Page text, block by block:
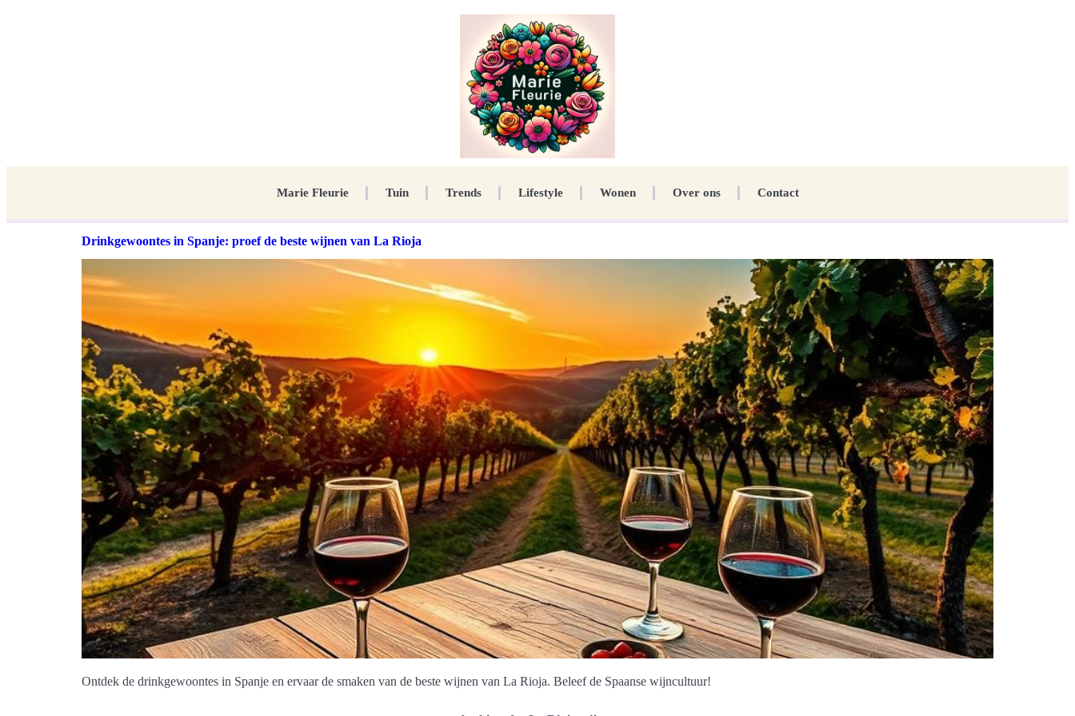
Marie Fleurie Tuin Trends Lifestyle Wonen Over ons Contact
Drinkgewoontes in Spanje: proef de beste wijnen van La Rioja
Ontdek de drinkgewoontes in Spanje en ervaar de smaken van de beste wijnen van La Rioja. Beleef de Spaanse wijncultuur!